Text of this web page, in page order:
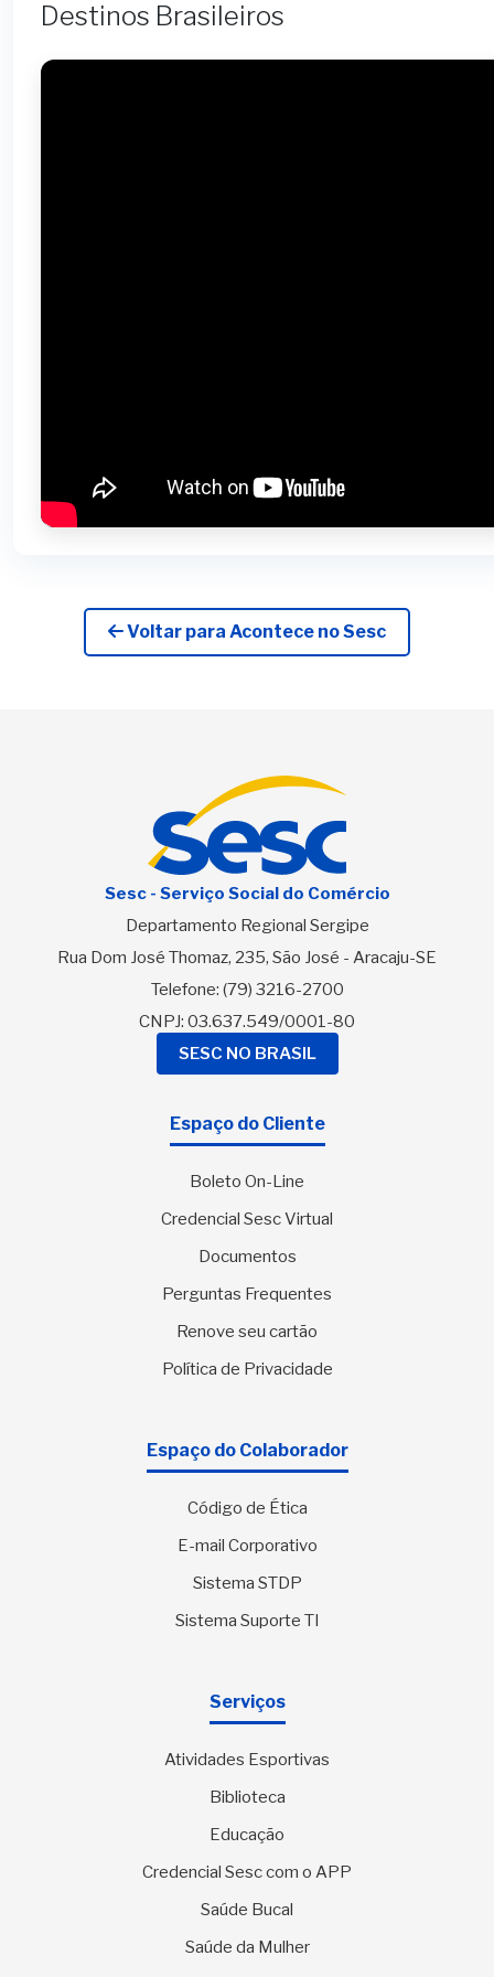
Destinos Brasileiros
Voltar para Acontece no Sesc
Sesc - Serviço Social do Comércio
Departamento Regional Sergipe
Rua Dom José Thomaz, 235, São José - Aracaju-SE
Telefone: (79) 3216-2700
CNPJ: 03.637.549/0001-80
SESC NO BRASIL
Espaço do Cliente
Boleto On-Line
Credencial Sesc Virtual
Documentos
Perguntas Frequentes
Renove seu cartão
Política de Privacidade
Espaço do Colaborador
Código de Ética
E-mail Corporativo
Sistema STDP
Sistema Suporte TI
Serviços
Atividades Esportivas
Biblioteca
Educação
Credencial Sesc com o APP
Saúde Bucal
Saúde da Mulher